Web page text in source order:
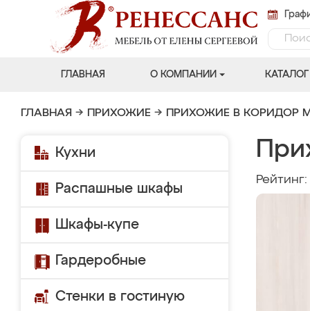
ГЛАВНАЯ О КОМПАНИИ КАТАЛОГ
ГЛАВНАЯ → ПРИХОЖИЕ → ПРИХОЖИЕ В КОРИДОР
Кухни
Распашные шкафы
Шкафы-купе
Гардеробные
Стенки в гостиную
Рейтинг: